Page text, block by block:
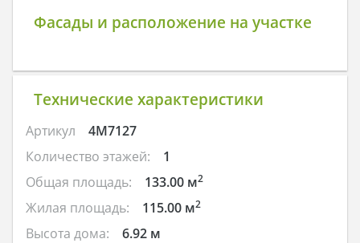
Фасады и расположение на участке
Технические характеристики
Артикул
4M7127
Количество этажей:
1
Общая площадь:
133.00 м2
Жилая площадь: 115.00 м2
Высота дома:
6.92 м